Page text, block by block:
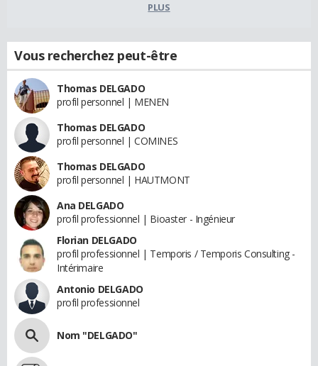
PLUS
Vous recherchez peut-être
Thomas DELGADO
profil personnel | MENEN
Thomas DELGADO
profil personnel | COMINES
Thomas DELGADO
profil personnel | HAUTMONT
Ana DELGADO
profil professionnel | Bioaster - Ingénieur
Florian DELGADO
profil professionnel | Temporis / Temporis Consulting -
Intérimaire
Antonio DELGADO
profil professionnel
Nom "DELGADO"